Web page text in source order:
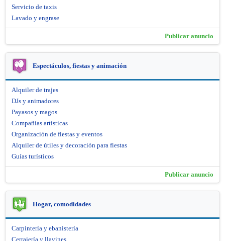
Servicio de taxis
Lavado y engrase
Publicar anuncio
Espectáculos, fiestas y animación
Alquiler de trajes
DJs y animadores
Payasos y magos
Compañías artísticas
Organización de fiestas y eventos
Alquiler de útiles y decoración para fiestas
Guías turísticos
Publicar anuncio
Hogar, comodidades
Carpintería y ebanistería
Cerrajería y llavines